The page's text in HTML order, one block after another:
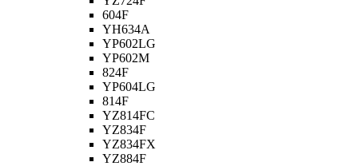
604F
YH634A
YP602LG
YP602M
824F
YP604LG
814F
YZ814FC
YZ834F
YZ834FX
YZ884F